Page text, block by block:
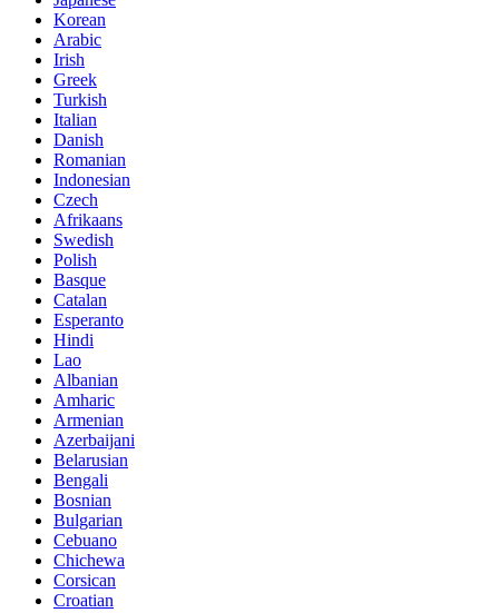
Korean
Arabic
Irish
Greek
Turkish
Italian
Danish
Romanian
Indonesian
Czech
Afrikaans
Swedish
Polish
Basque
Catalan
Esperanto
Hindi
Lao
Albanian
Amharic
Armenian
Azerbaijani
Belarusian
Bengali
Bosnian
Bulgarian
Cebuano
Chichewa
Corsican
Croatian